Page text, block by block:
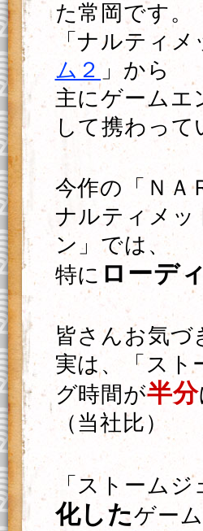
た常岡です。
「ナルティ
ム２ 」から
主にゲームエ
して携わって
今作の「ＮＡ
ナルティメッ
ン」では、
特に ローデ
皆さんお気
実は、「スト
グ時間が半分
（当社比）
「ストーム
化したゲー